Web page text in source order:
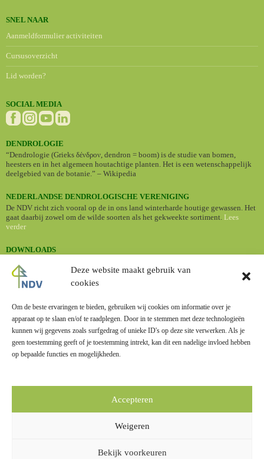
Deze website maakt gebruik van
cookies
Om de beste ervaringen te bieden, gebruiken wij cookies om informatie over je
apparaat op te slaan en/of te raadplegen. Door in te stemmen met deze technologieën
kunnen wij gegevens zoals surfgedrag of unieke ID's op deze site verwerken. Als je
geen toestemming geeft of je toestemming intrekt, kan dit een nadelige invloed hebben
op bepaalde functies en mogelijkheden.
Accepteren
Weigeren
Bekijk voorkeuren
SNEL NAAR
Aanmeldformulier activiteiten
Cursusoverzicht
Lid worden?
SOCIAL MEDIA
DENDROLOGIE
“Dendrologie (Grieks δένδρον, dendron = boom) is de studie van bomen,
heesters en in het algemeen houtachtige planten. Het is een wetenschappelijk
deelgebied van de botanie.” – Wikipedia
NEDERLANDSE DENDROLOGISCHE VERENIGING
De NDV richt zich vooral op de in ons land winterharde houtige gewassen. Het
gaat daarbij zowel om de wilde soorten als het gekweekte sortiment. Lees
verder
DOWNLOADS
BOMENBIEB
boomsoorten.
Disclaimer|Copyright|Vacatures